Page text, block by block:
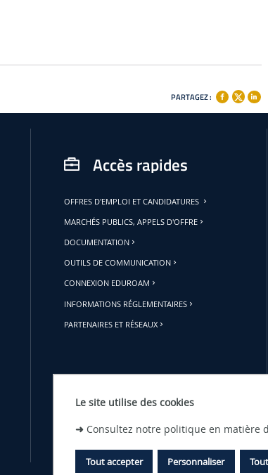
Le site utilise des cookies
➜ Consultez notre politique en matière
Tout accepter Personnaliser
PARTAGEZ :
Accès rapides
OFFRES D'EMPLOI ET CANDIDATURES
MARCHÉS PUBLICS, APPELS D'OFFRE
DOCUMENTATION
OUTILS DE COMMUNICATION
CONNEXION EDUROAM
INFORMATIONS RÉGLEMENTAIRES
PARTENAIRES ET RÉSEAUX